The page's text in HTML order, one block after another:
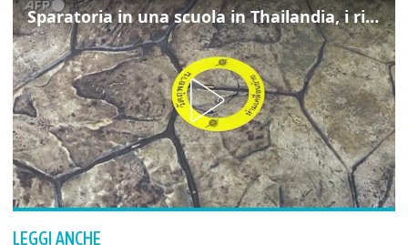
Sparatoria in una scuola in Thailandia, i rilievi della polizia
LEGGI ANCHE